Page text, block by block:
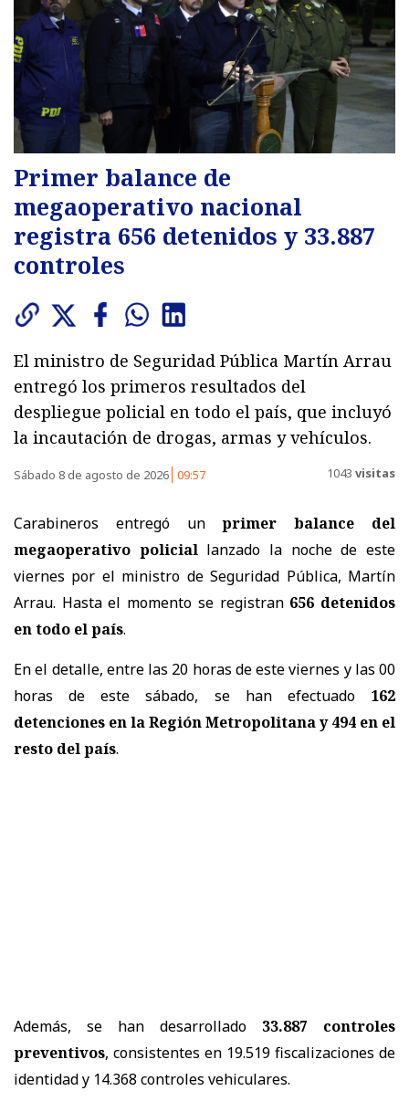
Primer balance de
megaoperativo nacional
registra 656 detenidos y 33.887
controles
El ministro de Seguridad Pública Martín Arrau
entregó los primeros resultados del
despliegue policial en todo el país, que incluyó
la incautación de drogas, armas y vehículos.
Sábado 8 de agosto de 2026 09:57 1043 visitas
Carabineros entregó unprimer balance del
megaoperativo policiallanzado la noche de este
viernes por el ministro de Seguridad Pública, Martín
Arrau. Hasta el momento se registran 656 detenidos
en todo el país.
En el detalle, entre las 20 horas de este viernes y las 00
horas de este sábado, se han efectuado 162
detenciones en la Región Metropolitana y 494 en el
resto del país.
Además, se han desarrollado 33.887 controles
preventivos, consistentes en 19.519 fiscalizaciones de
identidad y 14.368 controles vehiculares.